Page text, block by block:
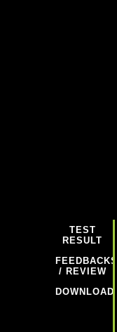
TEST
RESULT
FEEDBACKS
/ REVIEW
DOWNLOADS